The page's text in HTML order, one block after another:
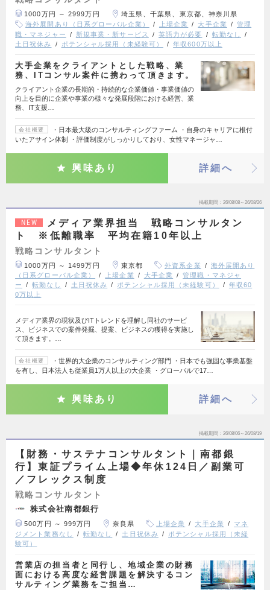
1000万円 ～ 2999万円
埼玉県、千葉県、東京都、神奈川県
海外展開あり（日系グローバル企業）
上場企業 大手企業
管理
職・マネジャー
新規事業・新サービス 英語力が必要
転勤なし
土日祝休み
ポテンシャル採用（未経験可） 年収600万以上
大手企業をクライアントとした戦略、業
務、ITコンサル案件に携わって頂きます。
クライアント企業の長期的・持続的な企業価値・事業価値の
向上を目的に企業や事業の様々な発展段階における経営、業
務、IT支援…
会社概要
・日本最大級のコンサルティングファーム ・自身のキャリアに根付
いたアサイン体制 ・評価制度がしっかりしており、女性マネージャ…
興味あり 詳細へ
掲載期間 26/08/08～26/08/26
NEW
メディア業界担当 戦略コンサルタン
ト ※低離職率 平均在籍10年以上
戦略コンサルタント
1000万円 ～ 1499万円 東京都 外資系企業
海外展開あり
（日系グローバル企業）
上場企業 大手企業
管理職・マネジャ
ー
転勤なし 土日祝休み ポテンシャル採用（未経験可）
年収60
0万以上
メディア業界の現状及びITトレンドを理解し同社のサービ
ス、ビジネスでの案件発掘、提案、ビジネスの獲得を実施し
て頂きます。…
会社概要
・世界的大企業のコンサルティング部門 ・日本でも強固な事業基盤
を有し、日本法人も従業員1万人以上の大企業 ・グローバルで17…
興味あり 詳細へ
掲載期間 26/08/06～26/08/19
【財務・サステナコンサルタント｜南都銀
行】東証プライム上場◆年休124日／副業可
／フレックス制度
戦略コンサルタント
株式会社南都銀行
500万円 ～ 999万円 奈良県 上場企業 大手企業
マネ
ジメント業務なし
転勤なし 土日祝休み
ポテンシャル採用（未経
験可）
営業店の担当者と同行し、地域企業の財務
面における高度な経営課題を解決するコン
サルティング業務をご担当…